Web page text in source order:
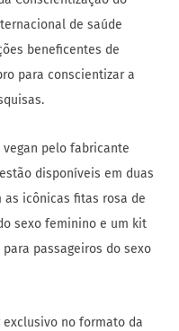
de saúde
beneficentes de
para conscientizar a
pelo fabricante
disponíveis em duas
as icônicas fitas rosa de
sexo feminino e um kit
passageiros do sexo
no formato da